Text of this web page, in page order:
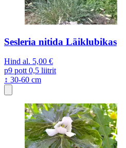
Sesleria nitida Läiklubikas
Hind al. 5,00 €
p9 pott 0,5 liitrit
↕ 30-60 cm